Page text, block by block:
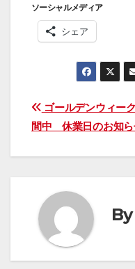
ソーシャルメディア
シェア
投
稿
ビ
ゲ
ー
ゴールデンウィー
間中 休業日のお知ら